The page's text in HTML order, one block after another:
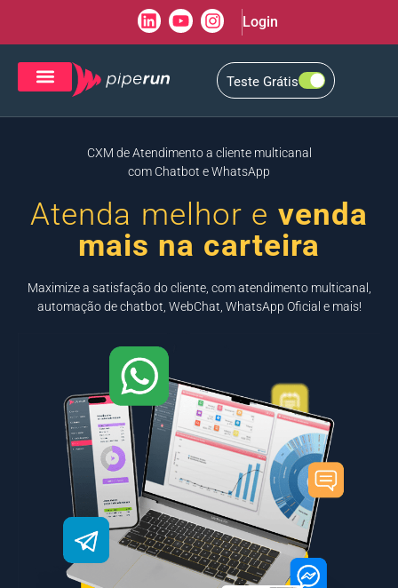
Login
Teste Grátis
CXM de Atendimento a cliente multicanal
com Chatbot e WhatsApp
Atenda melhor e venda
mais na carteira
Maximize a satisfação do cliente, com atendimento multicanal,
automação de chatbot, WebChat, WhatsApp Oficial e mais!